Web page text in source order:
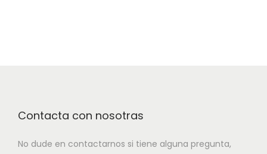
Contacta con nosotras
No dude en contactarnos si tiene alguna pregunta,